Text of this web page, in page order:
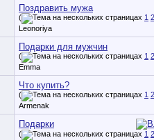
Поздравить мужа
( 1 2
Leonoriya
Подарки для мужчин
( 1 2
Emma
Что купить?
( 1 2
Armenak
Подарки
( 1 2